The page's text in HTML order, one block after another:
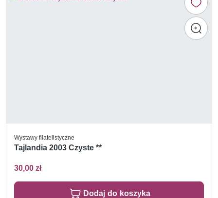
Wystawy filatelistyczne
Tajlandia 2003 Czyste **
30,00 zł
Dodaj do koszyka